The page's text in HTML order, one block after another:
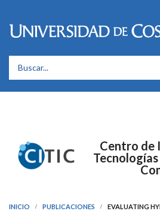
FORMULARIO DE
Centro de
INICIO PUBLICACIONES
EVALUATING